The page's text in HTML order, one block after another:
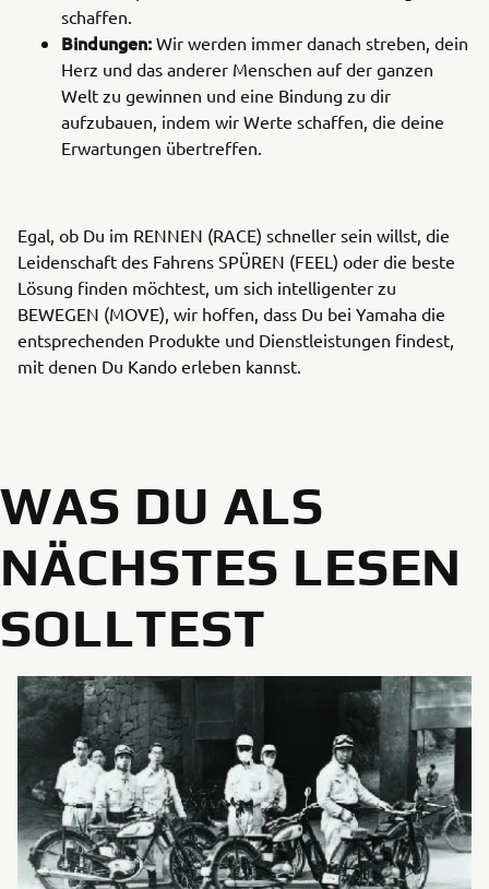
schaffen.
Bindungen: Wir werden immer danach streben, dein
Herz und das anderer Menschen auf der ganzen
Welt zu gewinnen und eine Bindung zu dir
aufzubauen, indem wir Werte schaffen, die deine
Erwartungen übertreffen.
Egal, ob Du im RENNEN (RACE) schneller sein willst, die
Leidenschaft des Fahrens SPÜREN (FEEL) oder die beste
Lösung finden möchtest, um sich intelligenter zu
BEWEGEN (MOVE), wir hoffen, dass Du bei Yamaha die
entsprechenden Produkte und Dienstleistungen findest,
mit denen Du Kando erleben kannst.
WAS DU ALS
NÄCHSTES LESEN
SOLLTEST